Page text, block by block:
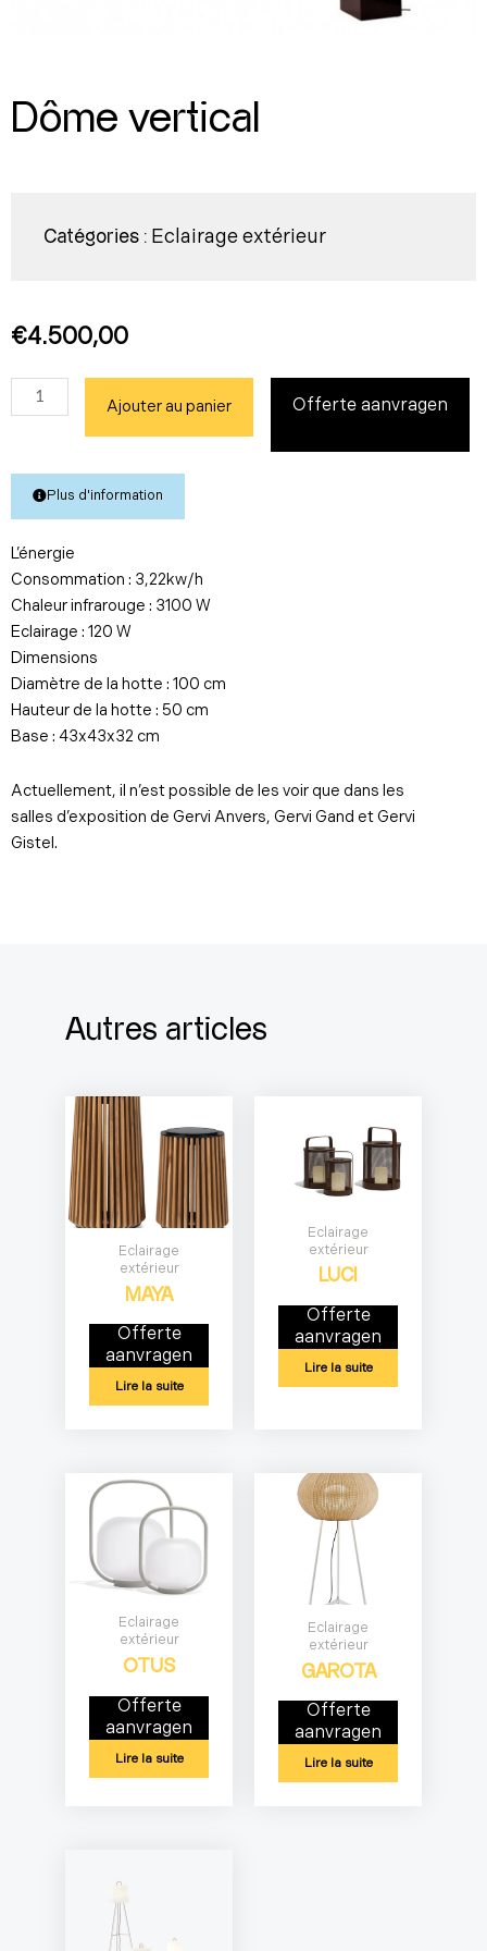
Dôme vertical
Catégories : Eclairage extérieur
€4.500,00
quantité
de
Ajouter au panier Offerte aanvragen
Plus d'information
L’énergie
Consommation : 3,22kw/h
Chaleur infrarouge : 3100 W
Eclairage : 120 W
Dimensions
Diamètre de la hotte : 100 cm
Hauteur de la hotte : 50 cm
Base : 43x43x32 cm
Actuellement, il n’est possible de les voir que dans les
salles d’exposition de Gervi Anvers, Gervi Gand et Gervi
Gistel.
Autres articles
Eclairage
extérieur
MAYA
Offerte
aanvragen
Lire la suite
Eclairage
extérieur
LUCI
Offerte
aanvragen
Lire la suite
Eclairage
extérieur
OTUS
Offerte
aanvragen
Lire la suite
Eclairage
extérieur
GAROTA
Offerte
aanvragen
Lire la suite